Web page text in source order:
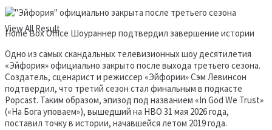
View All Result
Home Box Office Шоураннер подтвердил завершение истории
Одно из самых скандальных телевизионных шоу десятилетия
«Эйфория» официально закрыто после выхода третьего сезона.
Создатель, сценарист и режиссер «Эйфории» Сэм Левинсон
подтвердил, что третий сезон стал финальным в подкасте
Popcast. Таким образом, эпизод под названием «In God We Trust»
(«На Бога уповаем»), вышедший на HBO 31 мая 2026 года,
поставил точку в истории, начавшейся летом 2019 года.